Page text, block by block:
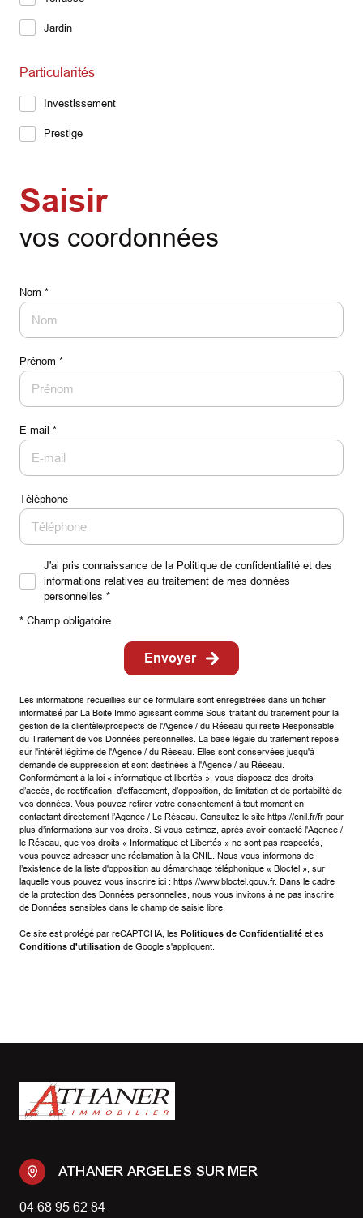
Jardin
Particularités
Investissement
Prestige
Saisir
vos coordonnées
Nom *
Prénom *
E-mail *
Téléphone
J'ai pris connaissance de la Politique de confidentialité et des
informations relatives au traitement de mes données
personnelles *
* Champ obligatoire
Envoyer
Les informations recueillies sur ce formulaire sont enregistrées dans un fichier
informatisé par La Boite Immo agissant comme Sous-traitant du traitement pour la
gestion de la clientèle/prospects de l'Agence / du Réseau qui reste Responsable
du Traitement de vos Données personnelles. La base légale du traitement repose
sur l'intérêt légitime de l'Agence / du Réseau. Elles sont conservées jusqu'à
demande de suppression et sont destinées à l'Agence / au Réseau.
Conformément à la loi « informatique et libertés », vous disposez des droits
d’accès, de rectification, d’effacement, d’opposition, de limitation et de portabilité de
vos données. Vous pouvez retirer votre consentement à tout moment en
contactant directement l’Agence / Le Réseau. Consultez le site https://cnil.fr/fr pour
plus d’informations sur vos droits. Si vous estimez, après avoir contacté l'Agence /
le Réseau, que vos droits « Informatique et Libertés » ne sont pas respectés,
vous pouvez adresser une réclamation à la CNIL. Nous vous informons de
l’existence de la liste d'opposition au démarchage téléphonique « Bloctel », sur
laquelle vous pouvez vous inscrire ici : https://www.bloctel.gouv.fr. Dans le cadre
de la protection des Données personnelles, nous vous invitons à ne pas inscrire
de Données sensibles dans le champ de saisie libre.
Ce site est protégé par reCAPTCHA, les Politiques de Confidentialité et es
Conditions d'utilisation de Google s'appliquent.
ATHANER ARGELES SUR MER
04 68 95 62 84